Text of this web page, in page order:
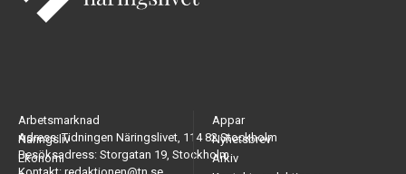
Adress: Tidningen Näringslivet, 114 82 Stockholm
Besöksadress: Storgatan 19, Stockholm
Arbetsmarknad
Näringsliv
Ekonomi
Appar
Nyhetsbrev
Arkiv